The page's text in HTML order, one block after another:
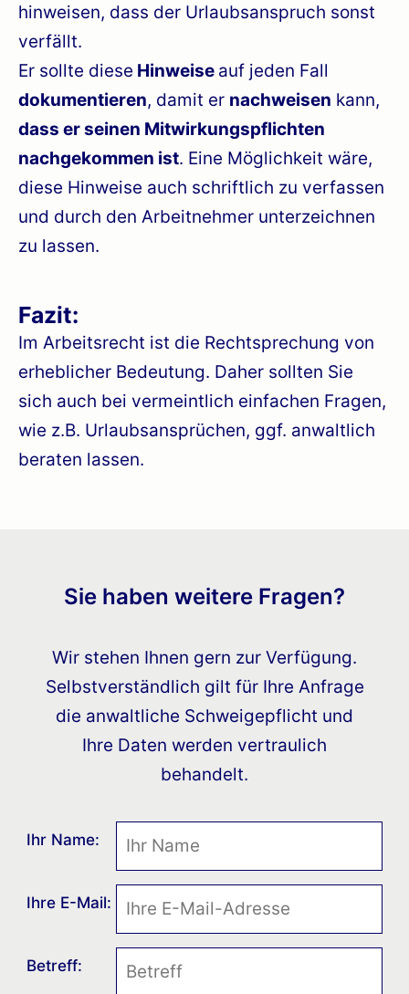
hinweisen, dass der Urlaubsanspruch sonst
verfällt.
Er sollte diese Hinweise auf jeden Fall
dokumentieren, damit er nachweisen kann,
dass er seinen Mitwirkungspflichten
nachgekommen ist. Eine Möglichkeit wäre,
diese Hinweise auch schriftlich zu verfassen
und durch den Arbeitnehmer unterzeichnen
zu lassen.
Fazit:
Im Arbeitsrecht ist die Rechtsprechung von
erheblicher Bedeutung. Daher sollten Sie
sich auch bei vermeintlich einfachen Fragen,
wie z.B. Urlaubsansprüchen, ggf. anwaltlich
beraten lassen.
Sie haben weitere Fragen?
Wir stehen Ihnen gern zur Verfügung.
Selbstverständlich gilt für Ihre Anfrage
die anwaltliche Schweigepflicht und
Ihre Daten werden vertraulich
behandelt.
Ihr Name:
Ihre E-Mail:
Betreff: